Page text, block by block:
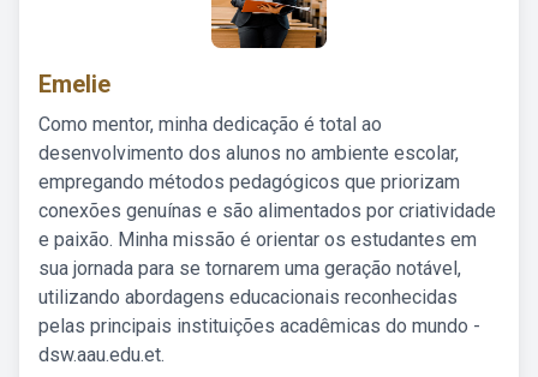
Emelie
Como mentor, minha dedicação é total ao
desenvolvimento dos alunos no ambiente escolar,
empregando métodos pedagógicos que priorizam
conexões genuínas e são alimentados por criatividade
e paixão. Minha missão é orientar os estudantes em
sua jornada para se tornarem uma geração notável,
utilizando abordagens educacionais reconhecidas
pelas principais instituições acadêmicas do mundo -
dsw.aau.edu.et.